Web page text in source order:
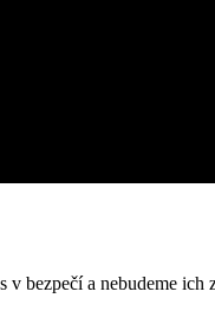
v bezpečí a nebudeme